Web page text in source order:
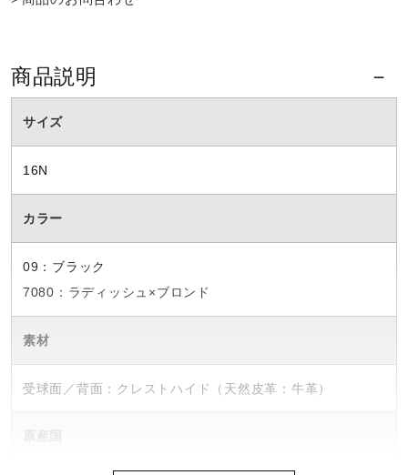
商品説明
サイズ
16N
カラー
09：ブラック
7080：ラディッシュ×ブロンド
素材
受球面／背面：クレストハイド（天然皮革：牛革）
原産国